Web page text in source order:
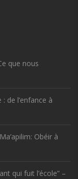
que nous
de l’enfance à
Obéir à
qui fuit l’école” –